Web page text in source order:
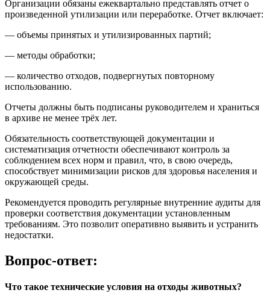
Организации обязаны ежеквартально представлять отчет о
произведенной утилизации или переработке. Отчет включает:
— объемы принятых и утилизированных партий;
— методы обработки;
— количество отходов, подвергнутых повторному
использованию.
Отчеты должны быть подписаны руководителем и храниться
в архиве не менее трёх лет.
Обязательность соответствующей документации и
систематизация отчетности обеспечивают контроль за
соблюдением всех норм и правил, что, в свою очередь,
способствует минимизации рисков для здоровья населения и
окружающей среды.
Рекомендуется проводить регулярные внутренние аудиты для
проверки соответствия документации установленным
требованиям. Это позволит оперативно выявить и устранить
недостатки.
Вопрос-ответ:
Что такое технические условия на отходы животных?